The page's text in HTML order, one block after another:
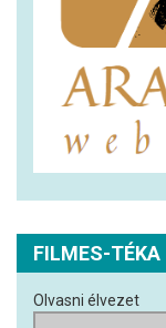
FILMES-TÉKA
Olvasni élvezet